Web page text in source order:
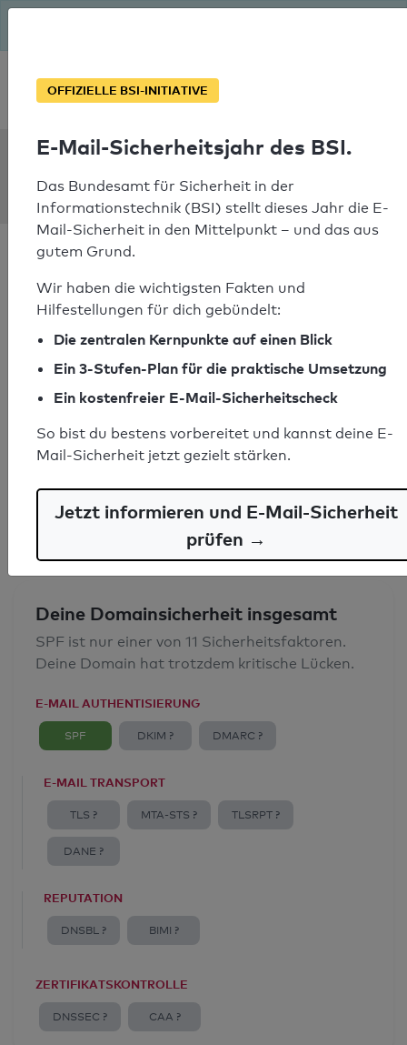
Soforthilfe bei Notfällen
waerme.hamburg
SPF-Check bestanden
Ihr SPF-Record Prüfergebnis
Syntaxprüfung: 0 Fehler
E-Mail-Spoofingschutz: Gut
Deine Domainsicherheit insgesamt
SPF ist nur einer von 11 Sicherheitsfaktoren.
Deine Domain hat trotzdem kritische Lücken.
E-MAIL AUTHENTISIERUNG
SPF DKIM ? DMARC ?
E-MAIL TRANSPORT
TLS ? MTA-STS ? TLSRPT ?
DANE ?
REPUTATION
DNSBL ? BIMI ?
ZERTIFIKATSKONTROLLE
DNSSEC ? CAA ?
OFFIZIELLE BSI-INITIATIVE
E-Mail-Sicherheitsjahr des BSI.
Das Bundesamt für Sicherheit in der
Informationstechnik (BSI) stellt dieses Jahr die E-
Mail-Sicherheit in den Mittelpunkt – und das aus
gutem Grund.
Wir haben die wichtigsten Fakten und
Hilfestellungen für dich gebündelt:
Die zentralen Kernpunkte auf einen Blick
Ein 3-Stufen-Plan für die praktische Umsetzung
Ein kostenfreier E-Mail-Sicherheitscheck
So bist du bestens vorbereitet und kannst deine E-
Mail-Sicherheit jetzt gezielt stärken.
Jetzt informieren und E-Mail-Sicherheit
prüfen →